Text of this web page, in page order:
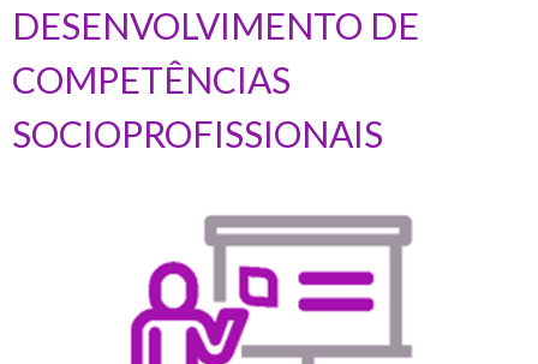
DESENVOLVIMENTO DE
COMPETÊNCIAS
SOCIOPROFISSIONAIS